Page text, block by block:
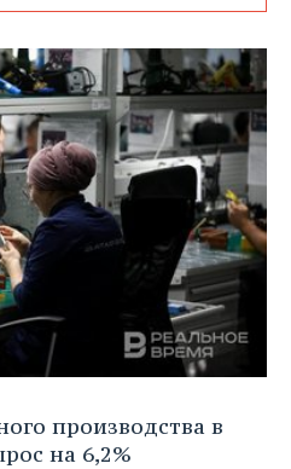
производства в
на 6,2%